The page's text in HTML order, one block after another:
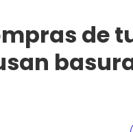
de